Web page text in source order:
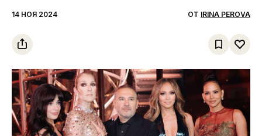
14 НОЯ 2024 ОТ IRINA PEROVA